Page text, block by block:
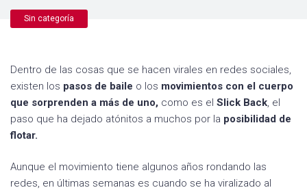
Sin categoría
Dentro de las cosas que se hacen virales en redes sociales,
existen los pasos de baile o los movimientos con el cuerpo
que sorprenden a más de uno, como es el Slick Back, el
paso que ha dejado atónitos a muchos por la posibilidad de
flotar.
Aunque el movimiento tiene algunos años rondando las
redes, en últimas semanas es cuando se ha viralizado al